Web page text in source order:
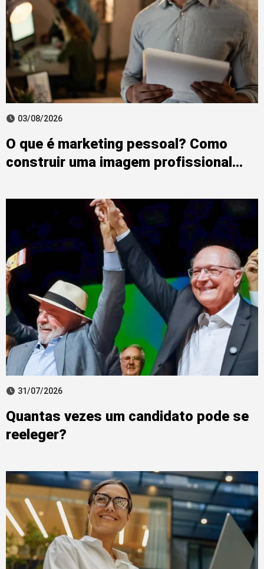
03/08/2026
O que é marketing pessoal? Como
construir uma imagem profissional
31/07/2026
Quantas vezes um candidato pode se
reeleger?